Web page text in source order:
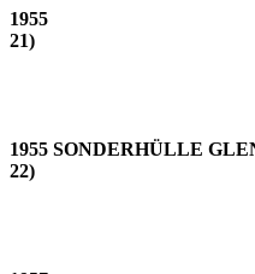
1955
21)
1955 SONDERHÜLLE
22)